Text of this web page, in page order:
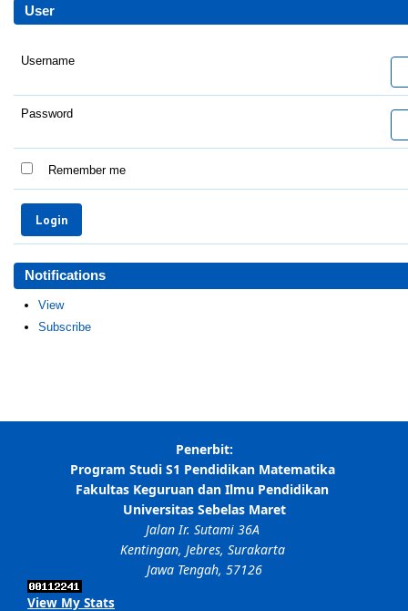
User
Username
Password
Remember me
Notifications
View
Subscribe
View My Stats